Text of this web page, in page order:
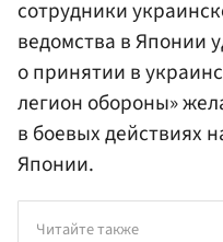
сотрудники
ведомства в Японии
о принятии в
легион обороны»
в боевых действиях
Японии.
Читайте также